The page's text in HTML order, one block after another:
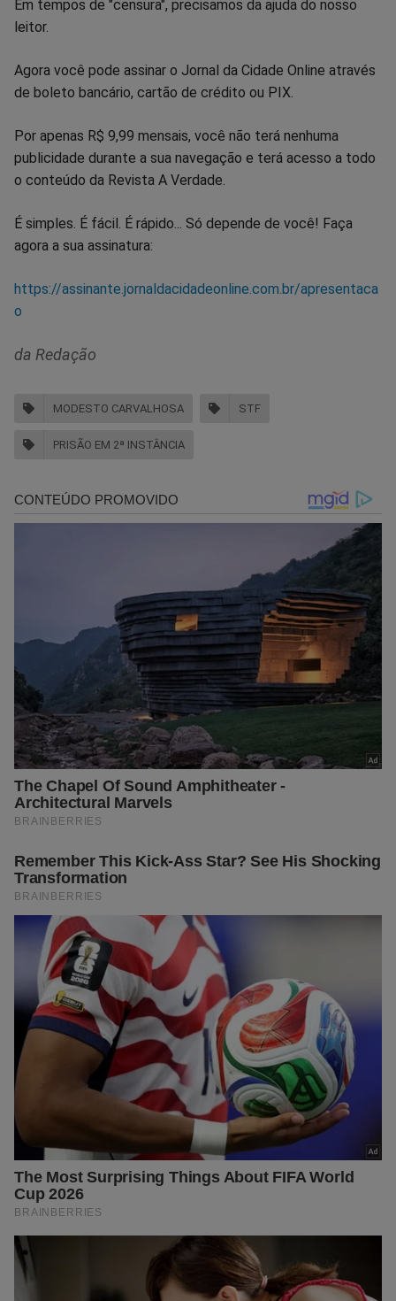
Em tempos de "censura", precisamos da ajuda do nosso
leitor.
Agora você pode assinar o Jornal da Cidade Online através
de boleto bancário, cartão de crédito ou PIX.
Por apenas R$ 9,99 mensais, você não terá nenhuma
publicidade durante a sua navegação e terá acesso a todo
o conteúdo da Revista A Verdade.
É simples. É fácil. É rápido... Só depende de você! Faça
agora a sua assinatura:
https://assinante.jornaldacidadeonline.com.br/apresentaca
o
da Redação
MODESTO CARVALHOSA STF
PRISÃO EM 2ª INSTÂNCIA